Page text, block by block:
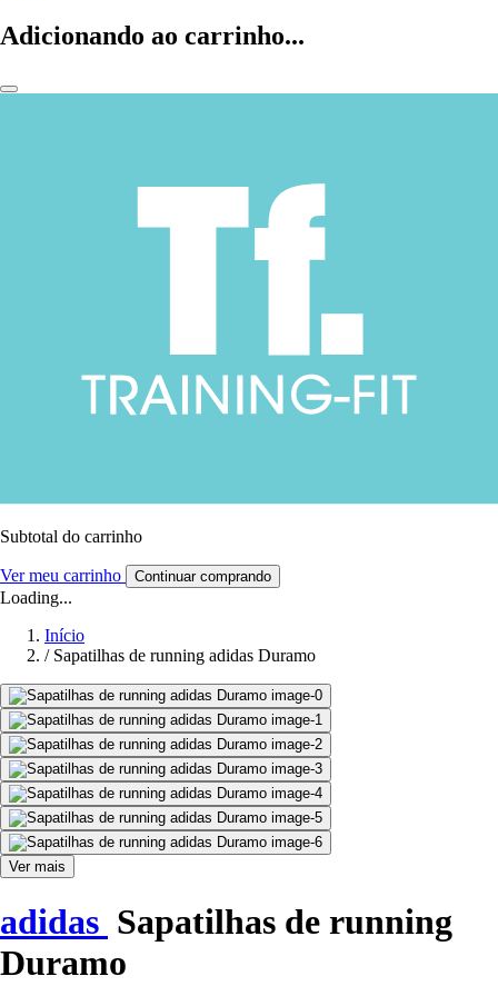
Adicionando ao carrinho...
Subtotal do carrinho
Ver meu carrinho Continuar comprando
Loading...
Início
/ Sapatilhas de running adidas Duramo
Ver mais
adidas Sapatilhas de running
Duramo